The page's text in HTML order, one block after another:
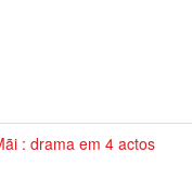
: drama em 4 actos